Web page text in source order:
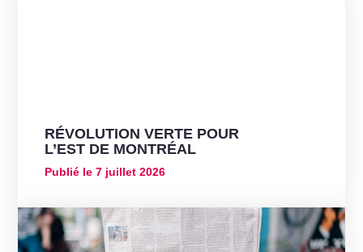
RÉVOLUTION VERTE POUR
L’EST DE MONTRÉAL
Publié le7 juillet 2026